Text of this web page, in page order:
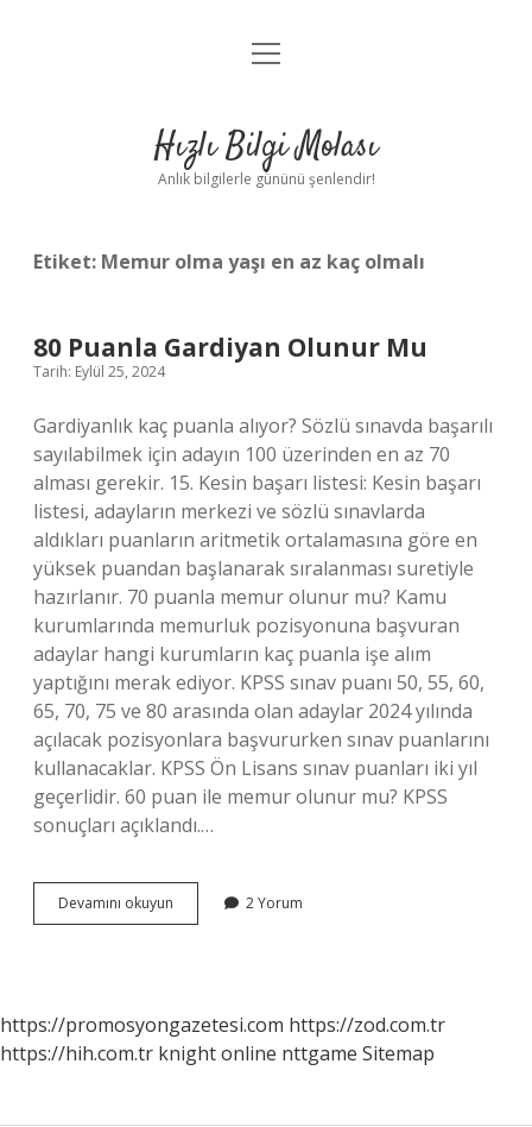
Anasayfa
Yasal Uyarı
menüyü
Hızlı Bilgi Molası
Anlık bilgilerle gününü şenlendir!
Etiket: Memur olma yaşı en az kaç olmalı
80 Puanla Gardiyan Olunur Mu
Tarih: Eylül 25, 2024
Gardiyanlık kaç puanla alıyor? Sözlü sınavda başarılı
sayılabilmek için adayın 100 üzerinden en az 70
alması gerekir. 15. Kesin başarı listesi: Kesin başarı
listesi, adayların merkezi ve sözlü sınavlarda
aldıkları puanların aritmetik ortalamasına göre en
yüksek puandan başlanarak sıralanması suretiyle
hazırlanır. 70 puanla memur olunur mu? Kamu
kurumlarında memurluk pozisyonuna başvuran
adaylar hangi kurumların kaç puanla işe alım
yaptığını merak ediyor. KPSS sınav puanı 50, 55, 60,
65, 70, 75 ve 80 arasında olan adaylar 2024 yılında
açılacak pozisyonlara başvururken sınav puanlarını
kullanacaklar. KPSS Ön Lisans sınav puanları iki yıl
geçerlidir. 60 puan ile memur olunur mu? KPSS
sonuçları açıklandı.…
Devamını okuyun
Puanla
2 Yorum
https://promosyongazetesi.com https://zod.com.tr
https://hih.com.tr knight online nttgame Sitemap